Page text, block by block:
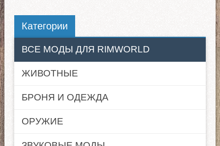
Категории
ВСЕ МОДЫ ДЛЯ RIMWORLD
ЖИВОТНЫЕ
БРОНЯ И ОДЕЖДА
ОРУЖИЕ